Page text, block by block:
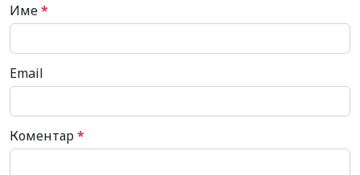
Име*
Email
Коментар*